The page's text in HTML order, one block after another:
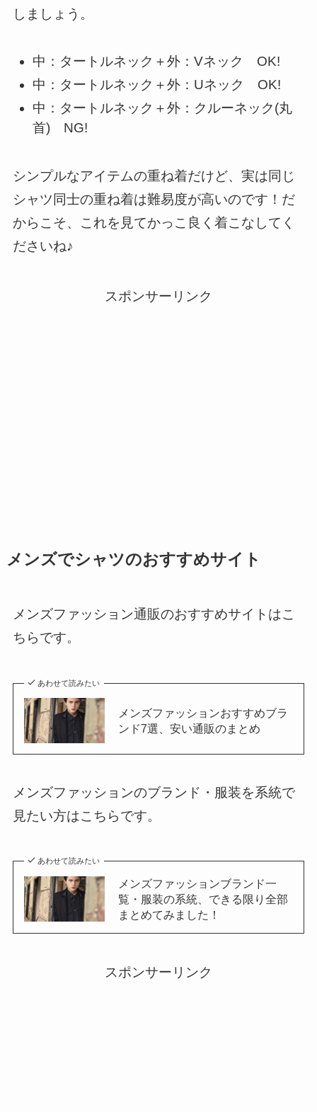
しましょう。
中：タートルネック＋外：Vネック OK!
中：タートルネック＋外：Uネック OK!
中：タートルネック＋外：クルーネック(丸
首) NG!
シンプルなアイテムの重ね着だけど、実は同じ
シャツ同士の重ね着は難易度が高いのです！だ
からこそ、これを見てかっこ良く着こなしてく
ださいね♪
スポンサーリンク
メンズでシャツのおすすめサイト
メンズファッション通販のおすすめサイトはこ
ちらです。
あわせて読みたい
メンズファッションおすすめブラ
ンド7選、安い通販のまとめ
メンズファッションのブランド・服装を系統で
見たい方はこちらです。
あわせて読みたい
メンズファッションブランド一
覧・服装の系統、できる限り全部
まとめてみました！
スポンサーリンク